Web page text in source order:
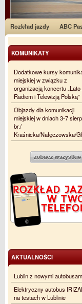
Rozkład jazdy ABC
KOMUNIKATY
Dodatkowe kursy
miejskiej w związku z
organizacją koncertu „Lato
Radiem i Telewizją Polską”
Objazdy dla komunikacji
miejskiej w dniach 3-7
br./
Kraśnicka/Nałęczowska/
AKTUALNOŚCI
Lublin z nowymi
Elektryczny autobus
na testach w Lublinie